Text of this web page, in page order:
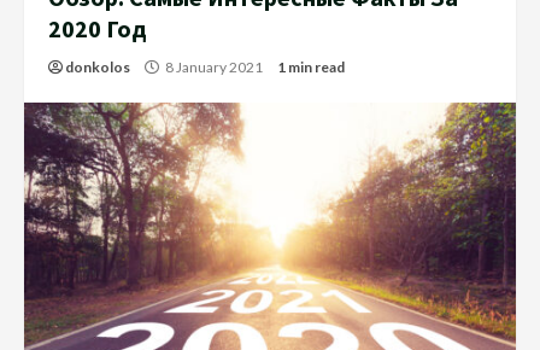
2020 Год
donkolos 8 January 2021 1 min read